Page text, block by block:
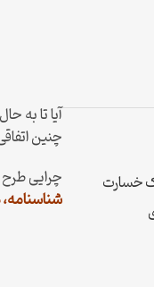
آیا تا به
چنین
چرایی طرح
خسارت